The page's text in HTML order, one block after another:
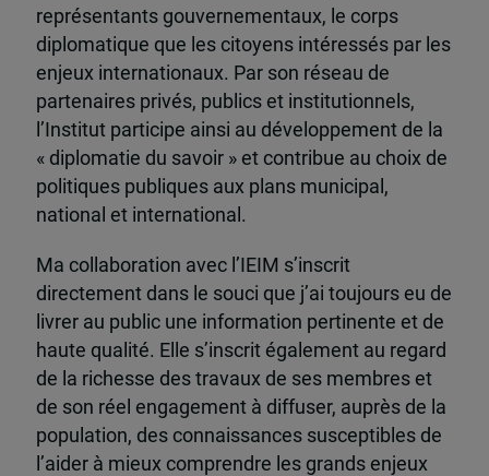
représentants gouvernementaux, le corps
diplomatique que les citoyens intéressés par les
enjeux internationaux. Par son réseau de
partenaires privés, publics et institutionnels,
l’Institut participe ainsi au développement de la
« diplomatie du savoir » et contribue au choix de
politiques publiques aux plans municipal,
national et international.
Ma collaboration avec l’IEIM s’inscrit
directement dans le souci que j’ai toujours eu de
livrer au public une information pertinente et de
haute qualité. Elle s’inscrit également au regard
de la richesse des travaux de ses membres et
de son réel engagement à diffuser, auprès de la
population, des connaissances susceptibles de
l’aider à mieux comprendre les grands enjeux